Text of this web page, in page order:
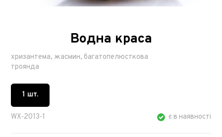
Водна краса
хризантема, жасмин, багатопелюсткова
троянда
1 шт.
WX-2013-1 є в наявності